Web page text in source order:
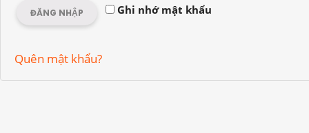
Ghi nhớ mật khẩu
ĐĂNG NHẬP
Quên mật khẩu?